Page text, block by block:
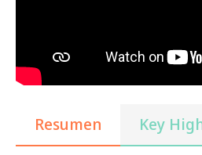
Resumen Key